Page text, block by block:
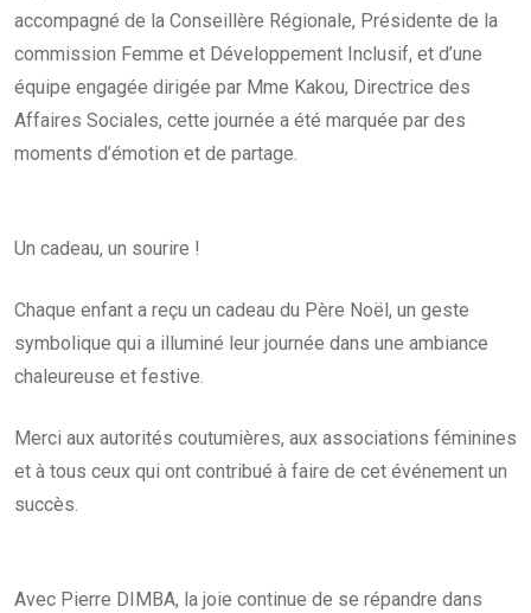
accompagné de la Conseillère Régionale, Présidente de la
commission Femme et Développement Inclusif, et d’une
équipe engagée dirigée par Mme Kakou, Directrice des
Affaires Sociales, cette journée a été marquée par des
moments d’émotion et de partage.
Un cadeau, un sourire !
Chaque enfant a reçu un cadeau du Père Noël, un geste
symbolique qui a illuminé leur journée dans une ambiance
chaleureuse et festive.
Merci aux autorités coutumières, aux associations féminines
et à tous ceux qui ont contribué à faire de cet événement un
succès.
Avec Pierre DIMBA, la joie continue de se répandre dans